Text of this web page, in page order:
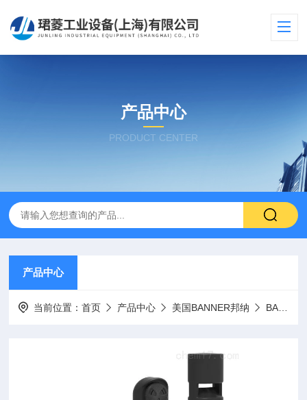
产品中心
PRODUCT CENTER
产品中心
当前位置：首页 产品中心 美国BANNER邦纳 BANNER照明灯